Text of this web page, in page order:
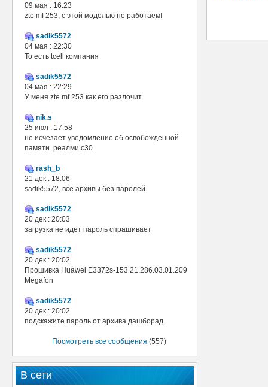
09 мая : 16:23
zte mf 253, с этой моделью не работаем!
sadik5572
04 мая : 22:30
То есть tcell компания
sadik5572
04 мая : 22:29
У меня zte mf 253 как его разлочит
nik.s
25 июл : 17:58
не исчезает уведомление об освобожденной
памяти .реалми с30
rash_b
21 дек : 18:06
sadik5572, все архивы без паролей
sadik5572
20 дек : 20:03
загрузка не идет пароль спрашивает
sadik5572
20 дек : 20:02
Прошивка Huawei E3372s-153 21.286.03.01.209
Megafon
sadik5572
20 дек : 20:02
подскажите пароль от архива дашборад
Посмотреть все сообщения (557)
В сети